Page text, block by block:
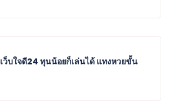
เว็บใจดี24 ทุนน้อยก็เล่นได้ แทงหวยขั้น